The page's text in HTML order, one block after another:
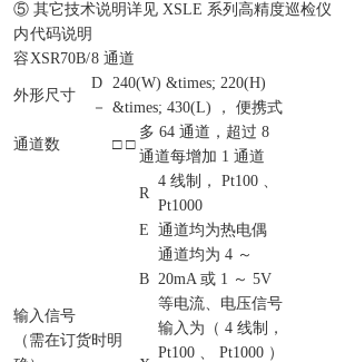
⑤ 其它技术说明详见 XSLE 系列高精度巡检仪
内
容
代码说明
XSR70B/8 通道
外形尺寸
D
－
240(W) &times; 220(H)
&times; 430(L) ， 便携式
通道数 □ □
多 64 通道，超过 8
通道每增加 1 通道
输入信号
（需在订货时明
R
4 线制， Pt100 、
Pt1000
E 通道均为热电偶
B
通道均为 4 ～
20mA 或 1 ～ 5V
等电流、电压信号
输入为（ 4 线制，
Pt100 、 Pt1000 ）